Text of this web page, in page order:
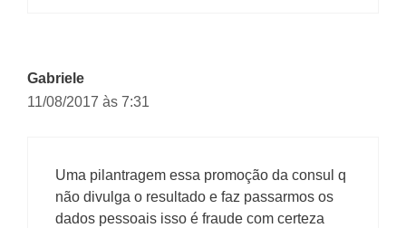
Gabriele
11/08/2017 às 7:31
Uma pilantragem essa promoção da consul q
não divulga o resultado e faz passarmos os
dados pessoais isso é fraude com certeza